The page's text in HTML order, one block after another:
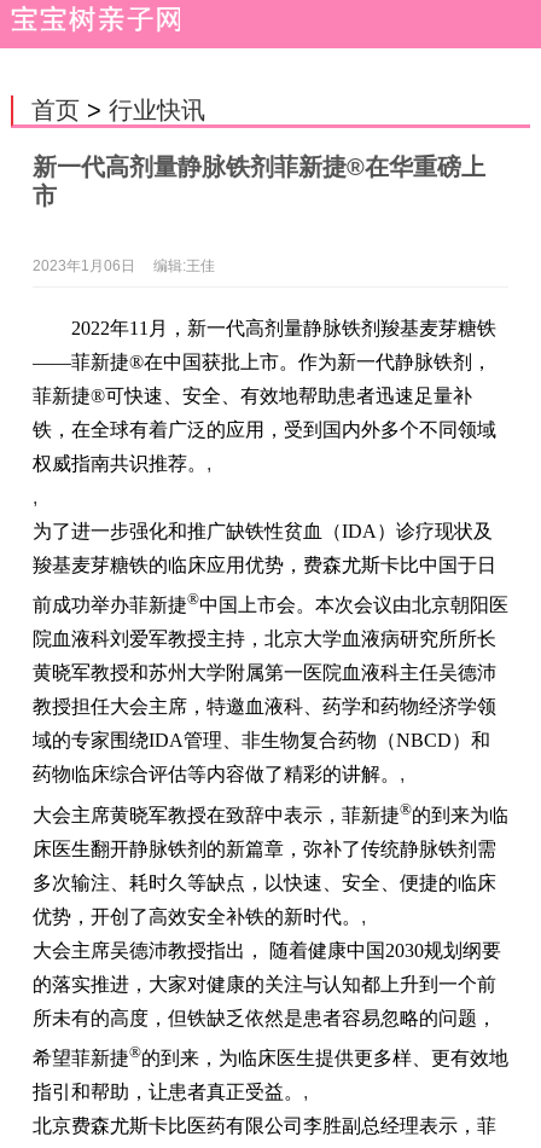
首页> 行业快讯
新一代高剂量静脉铁剂菲新捷®在华重磅上
市
2023年1月06日 编辑:王佳
2022年11月，新一代高剂量静脉铁剂羧基麦芽糖铁
——菲新捷®在中国获批上市。作为新一代静脉铁剂，
菲新捷®可快速、安全、有效地帮助患者迅速足量补
铁，在全球有着广泛的应用，受到国内外多个不同领域
权威指南共识推荐。 ,
,
为了进一步强化和推广缺铁性贫血（IDA）诊疗现状及
羧基麦芽糖铁的临床应用优势，费森尤斯卡比中国于日
前成功举办菲新捷®中国上市会。本次会议由北京朝阳医
院血液科刘爱军教授主持，北京大学血液病研究所所长
黄晓军教授和苏州大学附属第一医院血液科主任吴德沛
教授担任大会主席，特邀血液科、药学和药物经济学领
域的专家围绕IDA管理、非生物复合药物（NBCD）和
药物临床综合评估等内容做了精彩的讲解。 ,
大会主席黄晓军教授在致辞中表示，菲新捷®的到来为临
床医生翻开静脉铁剂的新篇章，弥补了传统静脉铁剂需
多次输注、耗时久等缺点，以快速、安全、便捷的临床
优势，开创了高效安全补铁的新时代。 ,
大会主席吴德沛教授指出， 随着健康中国2030规划纲要
的落实推进，大家对健康的关注与认知都上升到一个前
所未有的高度，但铁缺乏依然是患者容易忽略的问题，
希望菲新捷®的到来，为临床医生提供更多样、更有效地
指引和帮助，让患者真正受益。 ,
北京费森尤斯卡比医药有限公司李胜副总经理表示，菲